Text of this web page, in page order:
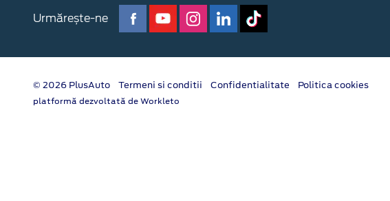
Urmărește-ne
© 2026 PlusAuto Termeni si conditii Confidentialitate Politica cookies
platformă dezvoltată de Workleto